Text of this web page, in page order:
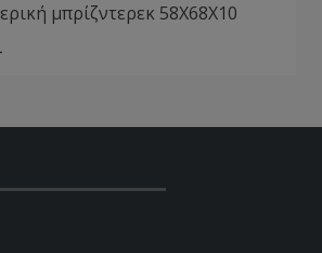
μπρίζντερεκ 58Χ68Χ10